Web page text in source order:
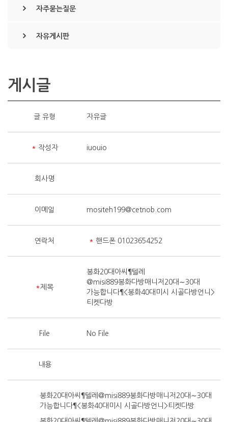
자주묻는질문
자유게시판
게시글
글 유형 자유글
* 작성자 iuouio
회사명
이메일 mositeh199@cetnob.com
연락처 * 핸드폰 01023654252
*제목
봉화20대아씨¶텔레
@misi889봉화다방매니저20대∼30대
가능합니다¶<봉화40대미시 시골다방언니>
티켓다방
File No File
내용
봉화20대아씨¶텔레@misi889봉화다방매니저20대∼30대
가능합니다¶<봉화40대미시 시골다방언니>티켓다방